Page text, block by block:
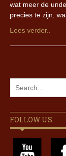
wat meer de
precies te zijn,
Lees verder..
FOLLOW US